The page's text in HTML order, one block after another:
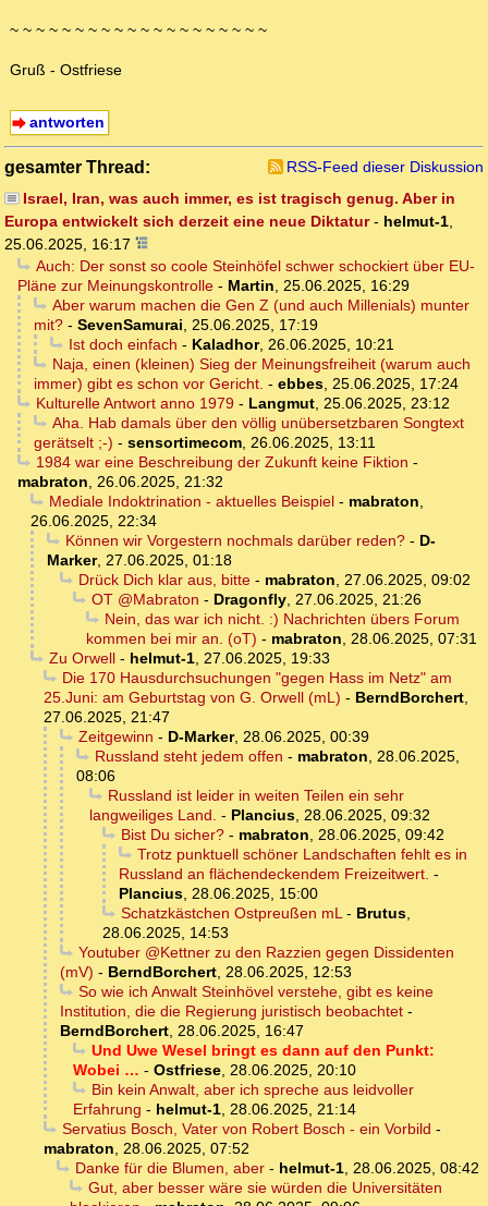
~ ~ ~ ~ ~ ~ ~ ~ ~ ~ ~ ~ ~ ~ ~ ~ ~ ~ ~ ~
Gruß - Ostfriese
antworten
gesamter Thread:
RSS-Feed dieser Diskussion
Israel, Iran, was auch immer, es ist tragisch genug. Aber in
Europa entwickelt sich derzeit eine neue Diktatur- helmut-1,
25.06.2025, 16:17
Auch: Der sonst so coole Steinhöfel schwer schockiert über EU-
Pläne zur Meinungskontrolle - Martin, 25.06.2025, 16:29
Aber warum machen die Gen Z (und auch Millenials) munter
mit? - SevenSamurai, 25.06.2025, 17:19
Ist doch einfach - Kaladhor, 26.06.2025, 10:21
Naja, einen (kleinen) Sieg der Meinungsfreiheit (warum auch
immer) gibt es schon vor Gericht. - ebbes, 25.06.2025, 17:24
Kulturelle Antwort anno 1979- Langmut, 25.06.2025, 23:12
Aha. Hab damals über den völlig unübersetzbaren Songtext
gerätselt ;-) - sensortimecom, 26.06.2025, 13:11
1984 war eine Beschreibung der Zukunft keine Fiktion -
mabraton, 26.06.2025, 21:32
Mediale Indoktrination - aktuelles Beispiel- mabraton,
26.06.2025, 22:34
Können wir Vorgestern nochmals darüber reden?- D-
Marker, 27.06.2025, 01:18
Drück Dich klar aus, bitte- mabraton, 27.06.2025, 09:02
OT @Mabraton - Dragonfly, 27.06.2025, 21:26
Nein, das war ich nicht. :) Nachrichten übers Forum
kommen bei mir an. (oT) - mabraton, 28.06.2025, 07:31
Zu Orwell- helmut-1, 27.06.2025, 19:33
Die 170 Hausdurchsuchungen "gegen Hass im Netz" am
25.Juni: am Geburtstag von G. Orwell (mL) - BerndBorchert,
27.06.2025, 21:47
Zeitgewinn - D-Marker, 28.06.2025, 00:39
Russland steht jedem offen - mabraton, 28.06.2025,
08:06
Russland ist leider in weiten Teilen ein sehr
langweiliges Land. - Plancius, 28.06.2025, 09:32
Bist Du sicher?- mabraton, 28.06.2025, 09:42
Trotz punktuell schöner Landschaften fehlt es in
Russland an flächendeckendem Freizeitwert. -
Plancius, 28.06.2025, 15:00
Schatzkästchen Ostpreußen mL- Brutus,
28.06.2025, 14:53
Youtuber @Kettner zu den Razzien gegen Dissidenten
(mV) - BerndBorchert, 28.06.2025, 12:53
So wie ich Anwalt Steinhövel verstehe, gibt es keine
Institution, die die Regierung juristisch beobachtet -
BerndBorchert, 28.06.2025, 16:47
Und Uwe Wesel bringt es dann auf den Punkt:
Wobei … - Ostfriese, 28.06.2025, 20:10
Bin kein Anwalt, aber ich spreche aus leidvoller
Erfahrung - helmut-1, 28.06.2025, 21:14
Servatius Bosch, Vater von Robert Bosch - ein Vorbild -
mabraton, 28.06.2025, 07:52
Danke für die Blumen, aber- helmut-1, 28.06.2025, 08:42
Gut, aber besser wäre sie würden die Universitäten